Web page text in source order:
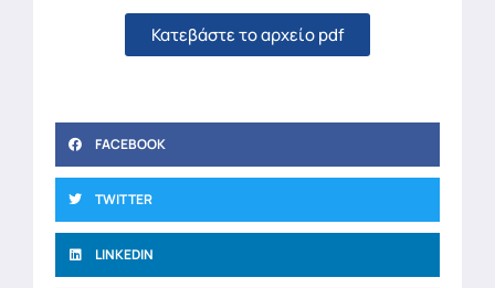
Κατεβάστε το αρχείο pdf
FACEBOOK
TWITTER
LINKEDIN